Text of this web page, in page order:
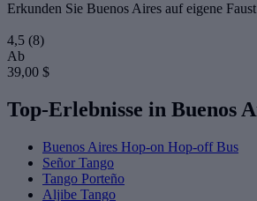
Erkunden Sie Buenos Aires auf eigene Faust
4,5 (8)
Ab
39,00 $
Top-Erlebnisse in Buenos
Buenos Aires Hop-on Hop-off Bus
Señor Tango
Tango Porteño
Aljibe Tango